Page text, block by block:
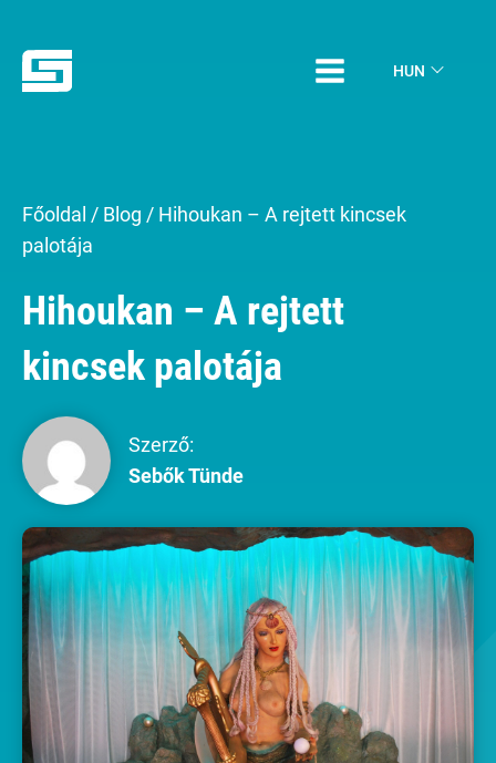
HUN
Főoldal / Blog / Hihoukan – A rejtett kincsek
palotája
Hihoukan – A rejtett
kincsek palotája
Szerző:
Sebők Tünde